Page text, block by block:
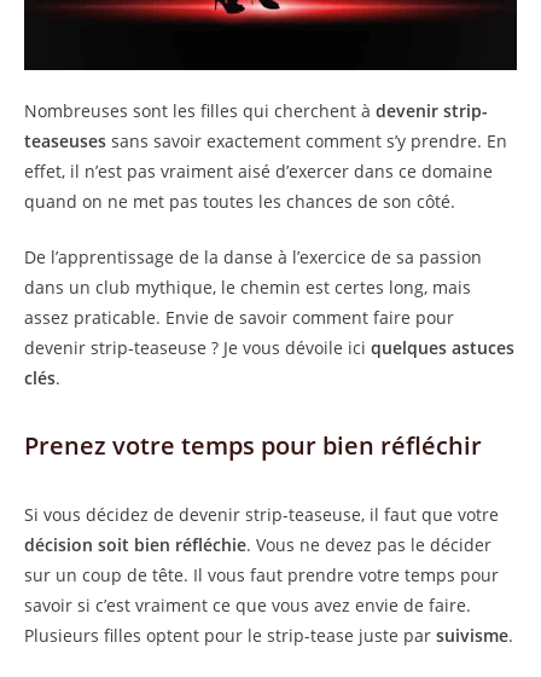
Nombreuses sont les filles qui cherchent à devenir strip-
teaseuses sans savoir exactement comment s’y prendre. En
effet, il n’est pas vraiment aisé d’exercer dans ce domaine
quand on ne met pas toutes les chances de son côté.
De l’apprentissage de la danse à l’exercice de sa passion
dans un club mythique, le chemin est certes long, mais
assez praticable. Envie de savoir comment faire pour
devenir strip-teaseuse ? Je vous dévoile ici quelques astuces
clés.
Prenez votre temps pour bien réfléchir
Si vous décidez de devenir strip-teaseuse, il faut que votre
décision soit bien réfléchie. Vous ne devez pas le décider
sur un coup de tête. Il vous faut prendre votre temps pour
savoir si c’est vraiment ce que vous avez envie de faire.
Plusieurs filles optent pour le strip-tease juste par suivisme.